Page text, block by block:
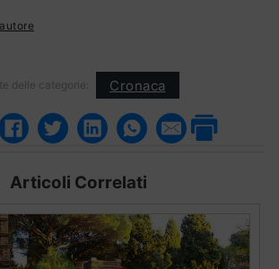
delle categorie: Cronaca
Articoli Correlati